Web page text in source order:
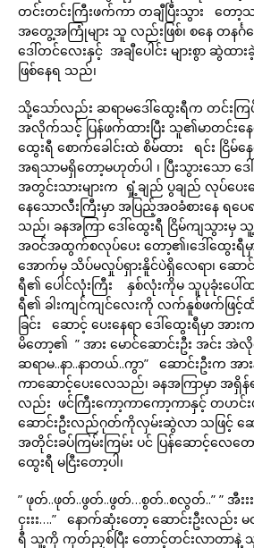
တင်းတင်းကြီးဖက်ကာ တချီပြီးသွား တော့
အတွေ့အကြုံများ သူ လည်းဖြစ်၊ စနေ တနင်္
ဒေါ်တင်လေးနှင့် အချီပေါင်း များစွာ ဆွဲထာ
ဖြစ်နေရ သည်၊
သို့သော်လည်း ဆရာမဒေါ်ထွေးရီက တင်းကြ
အလိုက်သင့် ပြန်ဖက်ထားပြီး သူ၏မာတင်းန
ထွေးရီ စောက်ခေါင်းထဲ စိမ်ထား ရင်း ငြိ
အရသာမရှိတော့မဟုတ်ပါ ၊ ပြီးသွားသော ဒေ
အတွင်းသားများက ရှုံ့ချည် ပွချည် လုပ်ပေ
နေသောလီးကြီးမှာ အပြည့်အဝခံစားနေ ရပေရာ
သည်၊ ခနအကြာ ဒေါ်ထွေးရီ ငြိမ်ကျသွားမှ သူ့လီ
အဝင်အထွက်စလုပ်ပေး တော့၏၊ဒေါ်ထွေးရီမှ
အောက်မှ သိပ်မလှုပ်ရှားနိူင်ပဲရှိလေရာ၊ ဆောင်
ရီ၏ ပေါင်လုံးကြီး နှစ်လုံးကိုမ သူပုခုံးပေါ်ထ
ရီ၏ ခါးကျင်ကျင်လေးကို လက်နူစ်ဖက်ဖြင့်ထိန်
ခြင်း ဆောင့် ပေးနေရာ ဒေါ်ထွေးရီမှာ
မိတော့၏ ” အား မောင်ဆောင်းဦး အင်း အဲ
ဆရာမ..နာ..နာတယ်..ကွာ” ဆောင်းဦးက အားန
ကာဆောင့်ပေးလေသည်၊ ခနအကြာမှာ အရှိန်
လည်း ဖင်ကြီးကော့ကာကော့ကာနှင့် တဟင်းဟ
ဆောင်းဦးလည်ဂုတ်ကိုလှမ်းဆွဲလာ သဖြင့် ဆ
အတိုင်းခပ်ကြမ်းကြမ်း ပင် ပြန်ဆောင့်လေတ
ထွေးရီ မငြီးတော့ပါ၊
” ဖုတ်..ဖုတ်..ဖွတ်..ဖွတ်…စွတ်..စလွတ်..” ” အီးးးး
ငှးးး….” နောက်ဆုံးတော့ ဆောင်းဦးလည်း မ
ရီ သူ့ကို ကုတ်ညှစ်ပြီး တောင့်တင်းလာတာနဲ့